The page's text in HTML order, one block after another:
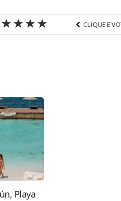
CLIQUE E
01/gol-tem-oferta-publica-
ou as
PANROTAS Editora é
reproduza o conteúdo sem
Playa